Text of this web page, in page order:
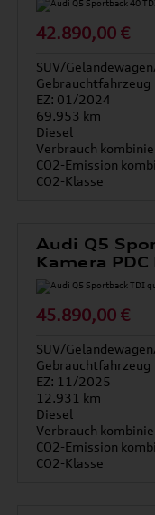
42.890,00 €
SUV/
Gebrauchtfahrzeug
EZ: 01/2024
69.953 km
Diesel
Verbrauch
CO2-Emission
CO2-Klasse
Audi Q5
Kamera
45.890,00 €
SUV/
Gebrauchtfahrzeug
EZ: 11/2025
12.931 km
Diesel
Verbrauch
CO2-Emission
CO2-Klasse